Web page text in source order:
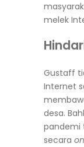
melek
Gustaff
Internet
desa.
pandemi
secara